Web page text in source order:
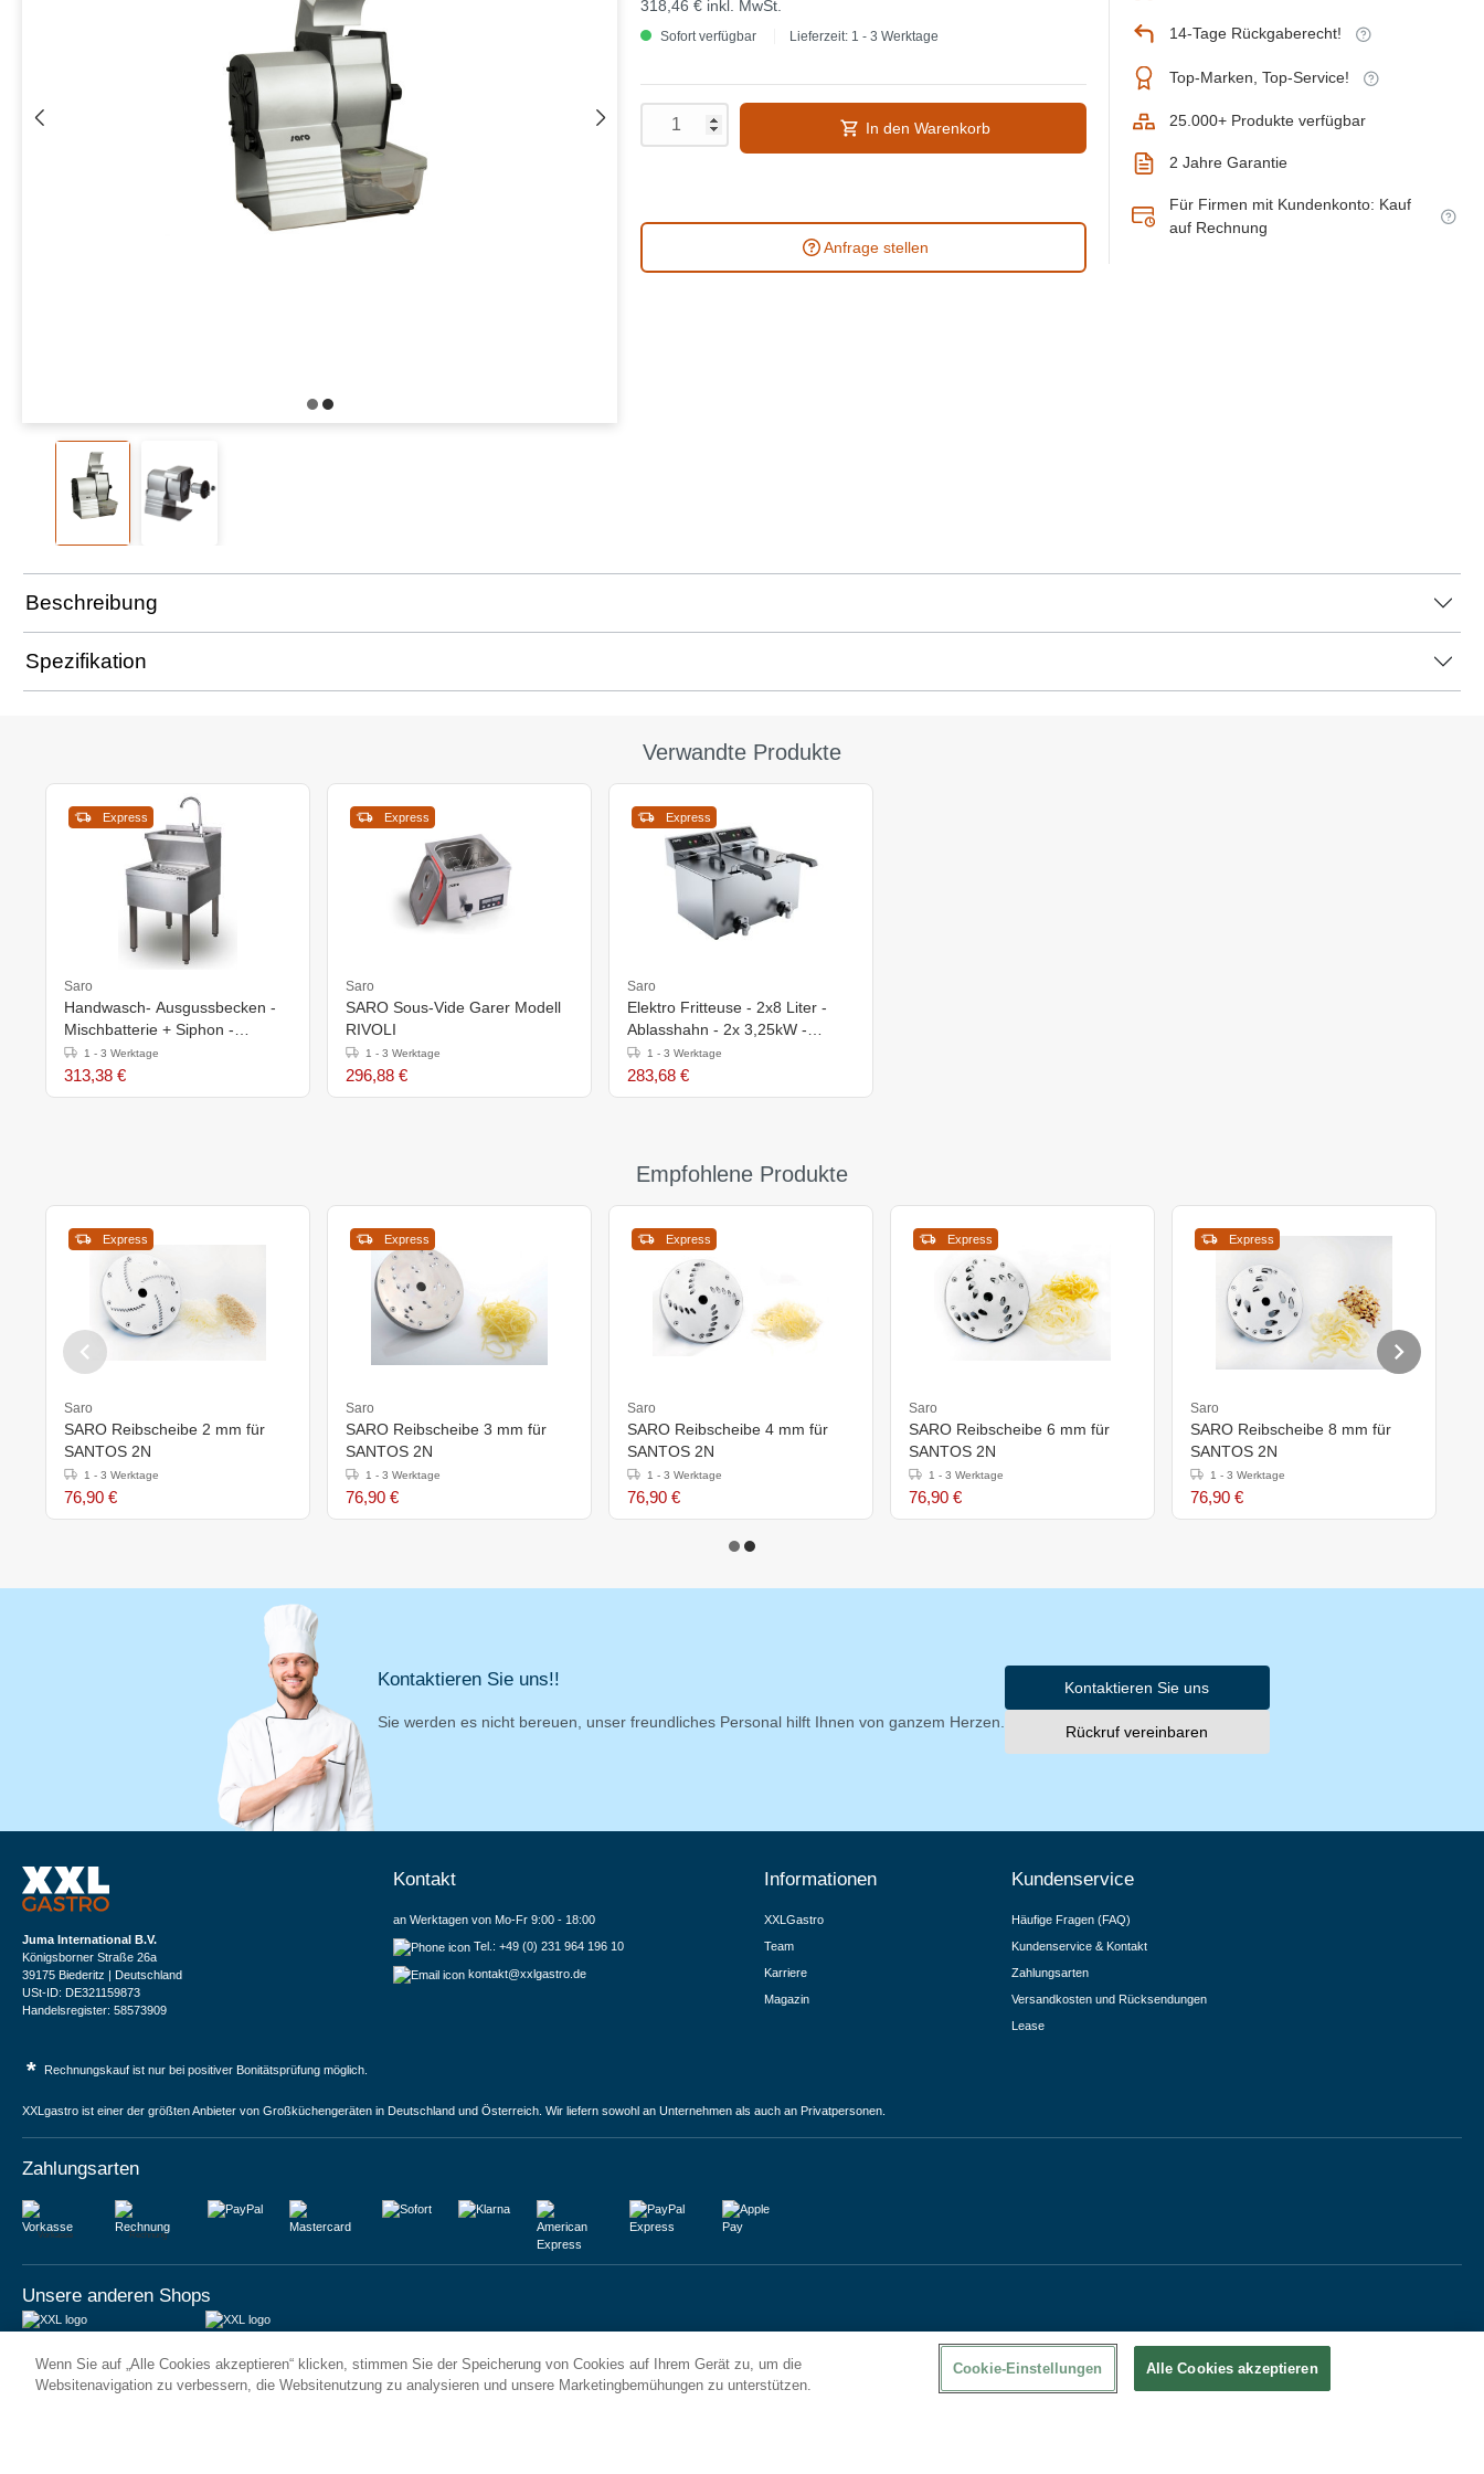
318,46 € inkl. MwSt.
Sofort verfügbar Lieferzeit: 1 - 3 Werktage
In den Warenkorb
Anfrage stellen
14-Tage Rückgaberecht!
Top-Marken, Top-Service!
25.000+ Produkte verfügbar
2 Jahre Garantie
Für Firmen mit Kundenkonto: Kauf
auf Rechnung
Beschreibung
Spezifikation
Verwandte Produkte
Express
Saro
Handwasch- Ausgussbecken -
Mischbatterie + Siphon -
700x500x(h)850 mm
1 - 3 Werktage
313,38 €
Express
Saro
SARO Sous-Vide Garer Modell
RIVOLI
1 - 3 Werktage
296,88 €
Express
Saro
Elektro Fritteuse - 2x8 Liter -
Ablasshahn - 2x 3,25kW -
590x420x(h)378mm
1 - 3 Werktage
283,68 €
Empfohlene Produkte
Express
Saro
SARO Reibscheibe 2 mm für
SANTOS 2N
1 - 3 Werktage
76,90 €
Express
Saro
SARO Reibscheibe 3 mm für
SANTOS 2N
1 - 3 Werktage
76,90 €
Express
Saro
SARO Reibscheibe 4 mm für
SANTOS 2N
1 - 3 Werktage
76,90 €
Express
Saro
SARO Reibscheibe 6 mm für
SANTOS 2N
1 - 3 Werktage
76,90 €
Express
Saro
SARO Reibscheibe 8 mm für
SANTOS 2N
1 - 3 Werktage
76,90 €
Kontaktieren Sie uns!!
Sie werden es nicht bereuen, unser freundliches Personal hilft Ihnen von ganzem Herzen.
Kontaktieren Sie uns
Rückruf vereinbaren
Juma International B.V.
Königsborner Straße 26a
39175 Biederitz | Deutschland
USt-ID: DE321159873
Handelsregister: 58573909
Kontakt
an Werktagen von Mo-Fr 9:00 - 18:00
Tel.: +49 (0) 231 964 196 10
kontakt@xxlgastro.de
Informationen
XXLGastro
Team
Karriere
Magazin
Kundenservice
Häufige Fragen (FAQ)
Kundenservice & Kontakt
Zahlungsarten
Versandkosten und Rücksendungen
Lease
* Rechnungskauf ist nur bei positiver Bonitätsprüfung möglich.
XXLgastro ist einer der größten Anbieter von Großküchengeräten in Deutschland und Österreich. Wir liefern sowohl an Unternehmen als auch an Privatpersonen.
Zahlungsarten
Vorkasse Rechnung
Unsere anderen Shops
6 Rue des Bateliers
92110 Clichy | France
Vrijheidweg 34
1521RR Wormerveer | Nederland
Wenn Sie auf „Alle Cookies akzeptieren“ klicken, stimmen Sie der Speicherung von Cookies auf Ihrem Gerät zu, um die
Websitenavigation zu verbessern, die Websitenutzung zu analysieren und unsere Marketingbemühungen zu unterstützen.
Cookie-Einstellungen Alle Cookies akzeptieren